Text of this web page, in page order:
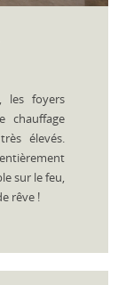
les foyers
chauffage
élevés.
sur le feu,
rêve !